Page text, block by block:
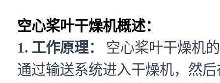
空心桨叶干燥机概述：
1. 工作原理：
空心桨叶干燥机
通过输送系统进入干燥机，然